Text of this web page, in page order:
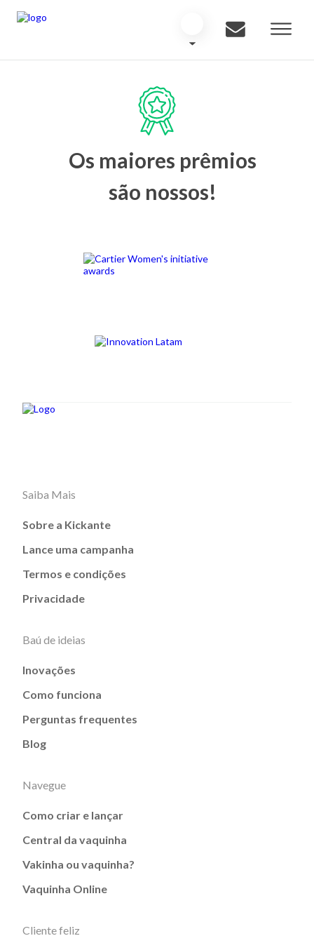
Os maiores prêmios
são nossos!
Saiba Mais
Sobre a Kickante
Lance uma campanha
Termos e condições
Privacidade
Baú de ideias
Inovações
Como funciona
Perguntas frequentes
Blog
Navegue
Como criar e lançar
Central da vaquinha
Vakinha ou vaquinha?
Vaquinha Online
Cliente feliz